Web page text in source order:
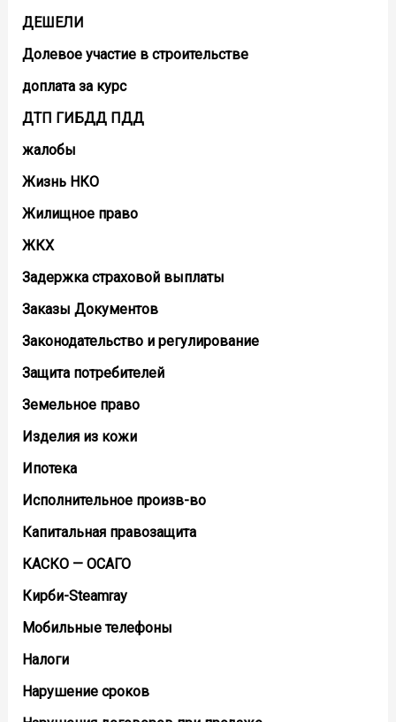
ДЕШЕЛИ
Долевое участие в строительстве
доплата за курс
ДТП ГИБДД ПДД
жалобы
Жизнь НКО
Жилищное право
ЖКХ
Задержка страховой выплаты
Заказы Документов
Законодательство и регулирование
Защита потребителей
Земельное право
Изделия из кожи
Ипотека
Исполнительное произв-во
Капитальная правозащита
КАСКО — ОСАГО
Кирби-Steamray
Мобильные телефоны
Налоги
Нарушение сроков